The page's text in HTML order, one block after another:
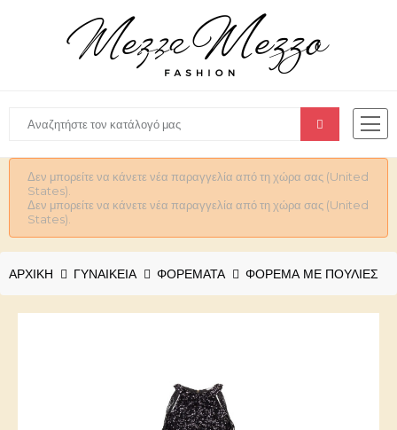
Δεν μπορείτε να κάνετε νέα παραγγελία από τη χώρα σας (United
States).
Δεν μπορείτε να κάνετε νέα παραγγελία από τη χώρα σας (United
States).
ΑΡΧΙΚΉ ΓΥΝΑΙΚΕΊΑ ΦΟΡΕΜΑΤΑ ΦΌΡΕΜΑ ΜΕ ΠΟΎΛΙΕΣ